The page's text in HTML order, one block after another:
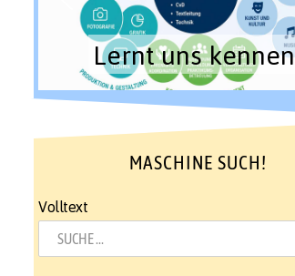
Lernt uns
MASCHINE SUCH!
Volltext